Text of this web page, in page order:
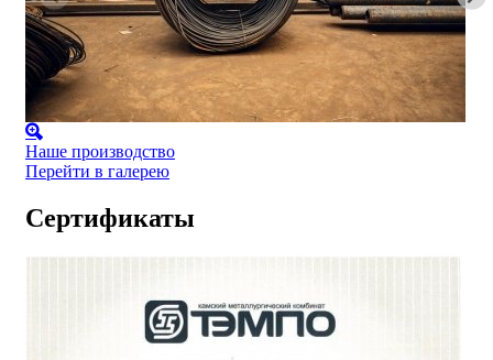
Наше производство
Перейти в галерею
Сертификаты